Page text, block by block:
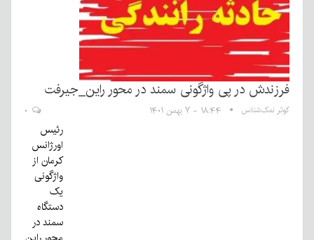
فرزندش در پی واژگونی سمند در محور راین_جیرفت
کوثر نمک‌شناس ۱۸:۴۴ - ۷ بهمن ۱۴۰۱
رئیس
اورژانس
کرمان از
واژگونی
یک
دستگاه
سمند در